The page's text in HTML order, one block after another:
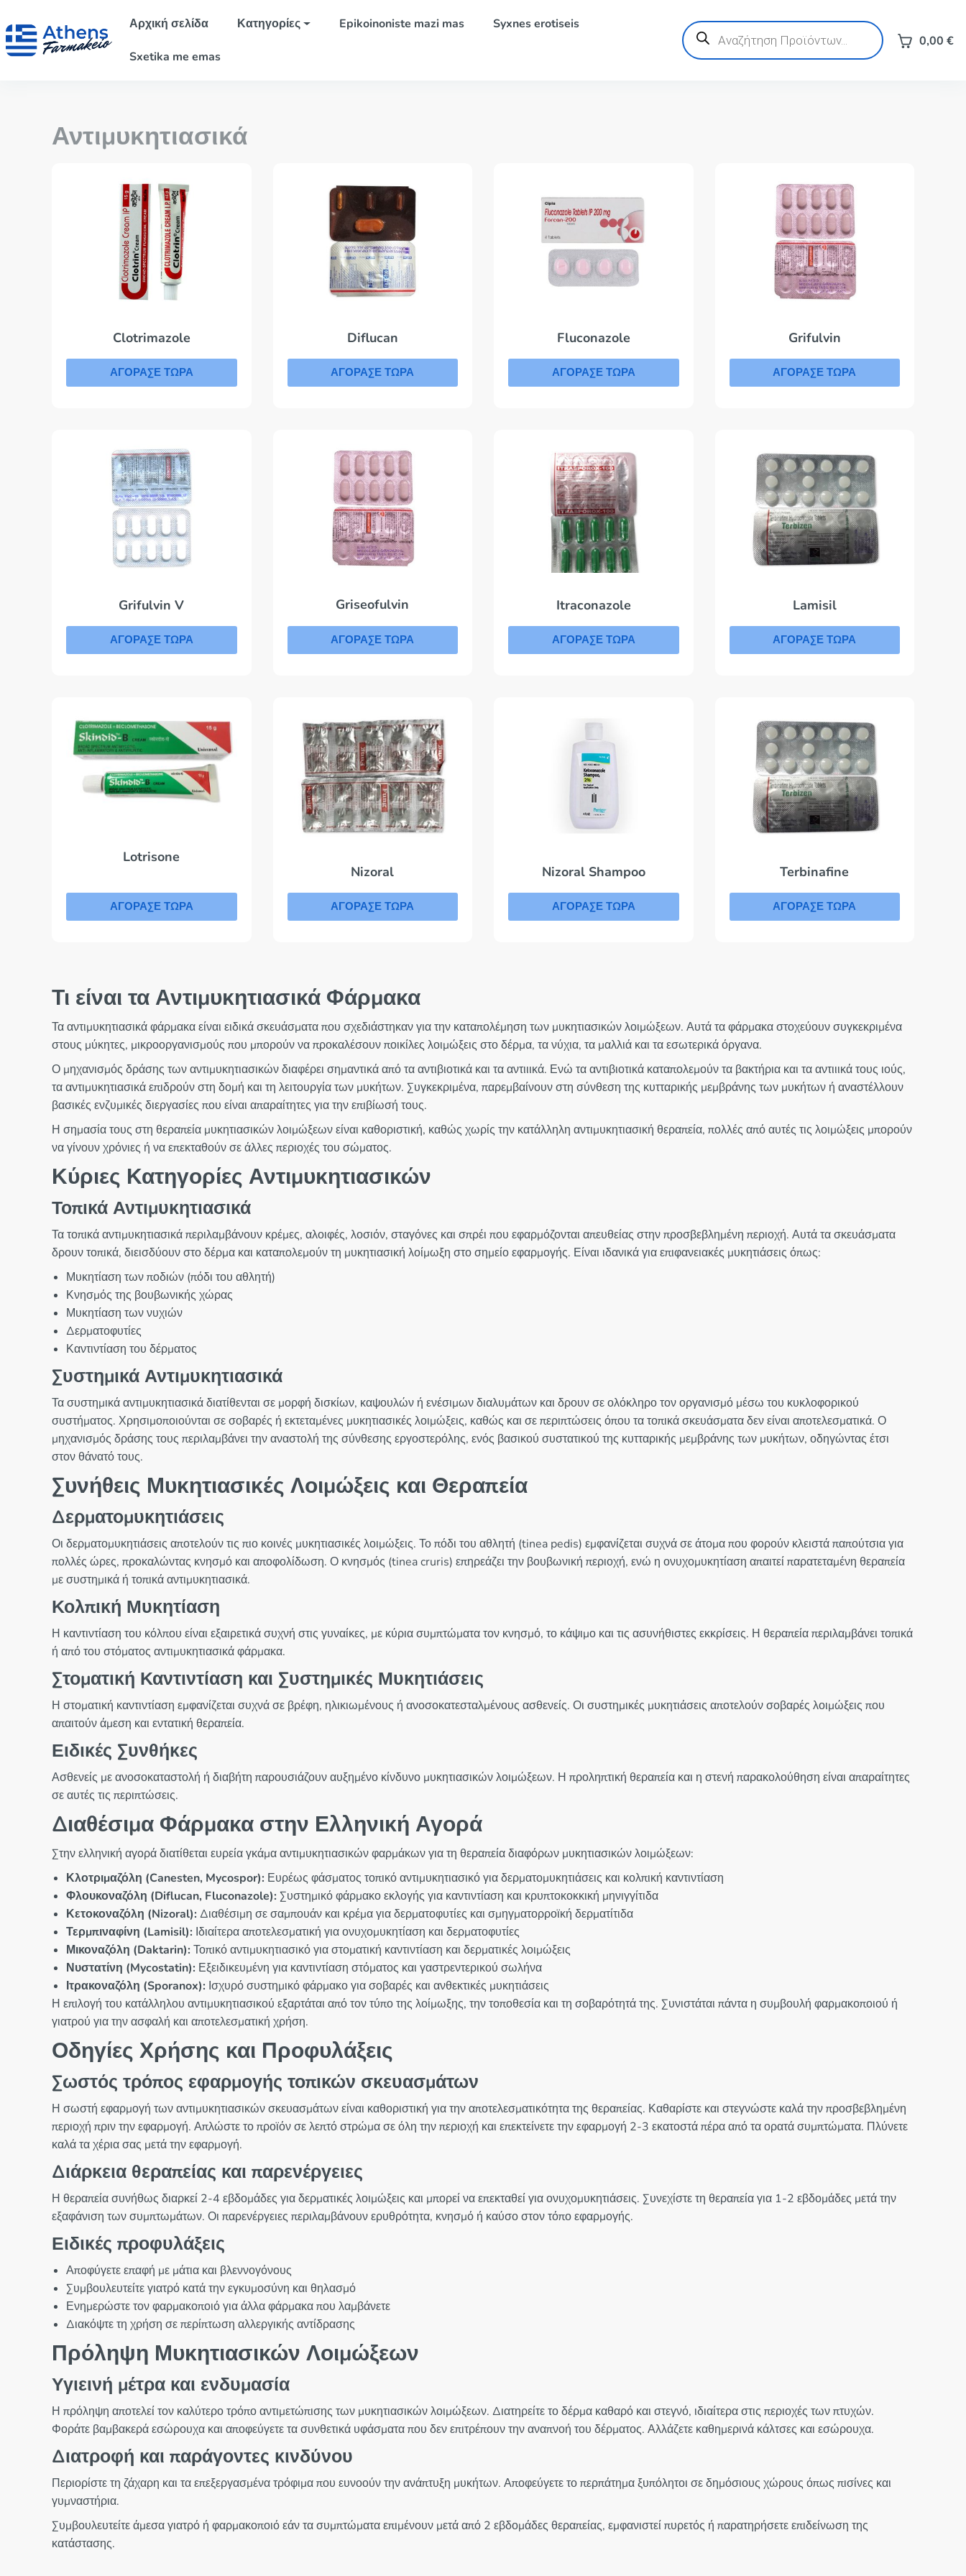
Αρχική σελίδα Κατηγορίες Epikoinoniste mazi mas Syxnes erotiseis
Sxetika me emas
Products
search 0,00 €
Αντιμυκητιασικά
Clotrimazole
ΑΓΟΡΑΣΕ ΤΩΡΑ
Diflucan
ΑΓΟΡΑΣΕ ΤΩΡΑ
Fluconazole
ΑΓΟΡΑΣΕ ΤΩΡΑ
Grifulvin
ΑΓΟΡΑΣΕ ΤΩΡΑ
Grifulvin V
ΑΓΟΡΑΣΕ ΤΩΡΑ
Griseofulvin
ΑΓΟΡΑΣΕ ΤΩΡΑ
Itraconazole
ΑΓΟΡΑΣΕ ΤΩΡΑ
Lamisil
ΑΓΟΡΑΣΕ ΤΩΡΑ
Lotrisone
ΑΓΟΡΑΣΕ ΤΩΡΑ
Nizoral
ΑΓΟΡΑΣΕ ΤΩΡΑ
Nizoral Shampoo
ΑΓΟΡΑΣΕ ΤΩΡΑ
Terbinafine
ΑΓΟΡΑΣΕ ΤΩΡΑ
Τι είναι τα Αντιμυκητιασικά Φάρμακα
Τα αντιμυκητιασικά φάρμακα είναι ειδικά σκευάσματα που σχεδιάστηκαν για την καταπολέμηση των μυκητιασικών λοιμώξεων. Αυτά τα φάρμακα στοχεύουν συγκεκριμένα
στους μύκητες, μικροοργανισμούς που μπορούν να προκαλέσουν ποικίλες λοιμώξεις στο δέρμα, τα νύχια, τα μαλλιά και τα εσωτερικά όργανα.
Ο μηχανισμός δράσης των αντιμυκητιασικών διαφέρει σημαντικά από τα αντιβιοτικά και τα αντιιικά. Ενώ τα αντιβιοτικά καταπολεμούν τα βακτήρια και τα αντιιικά τους ιούς,
τα αντιμυκητιασικά επιδρούν στη δομή και τη λειτουργία των μυκήτων. Συγκεκριμένα, παρεμβαίνουν στη σύνθεση της κυτταρικής μεμβράνης των μυκήτων ή αναστέλλουν
βασικές ενζυμικές διεργασίες που είναι απαραίτητες για την επιβίωσή τους.
Η σημασία τους στη θεραπεία μυκητιασικών λοιμώξεων είναι καθοριστική, καθώς χωρίς την κατάλληλη αντιμυκητιασική θεραπεία, πολλές από αυτές τις λοιμώξεις μπορούν
να γίνουν χρόνιες ή να επεκταθούν σε άλλες περιοχές του σώματος.
Κύριες Κατηγορίες Αντιμυκητιασικών
Τοπικά Αντιμυκητιασικά
Τα τοπικά αντιμυκητιασικά περιλαμβάνουν κρέμες, αλοιφές, λοσιόν, σταγόνες και σπρέι που εφαρμόζονται απευθείας στην προσβεβλημένη περιοχή. Αυτά τα σκευάσματα
δρουν τοπικά, διεισδύουν στο δέρμα και καταπολεμούν τη μυκητιασική λοίμωξη στο σημείο εφαρμογής. Είναι ιδανικά για επιφανειακές μυκητιάσεις όπως:
Μυκητίαση των ποδιών (πόδι του αθλητή)
Κνησμός της βουβωνικής χώρας
Μυκητίαση των νυχιών
Δερματοφυτίες
Καντιντίαση του δέρματος
Συστημικά Αντιμυκητιασικά
Τα συστημικά αντιμυκητιασικά διατίθενται σε μορφή δισκίων, καψουλών ή ενέσιμων διαλυμάτων και δρουν σε ολόκληρο τον οργανισμό μέσω του κυκλοφορικού
συστήματος. Χρησιμοποιούνται σε σοβαρές ή εκτεταμένες μυκητιασικές λοιμώξεις, καθώς και σε περιπτώσεις όπου τα τοπικά σκευάσματα δεν είναι αποτελεσματικά. Ο
μηχανισμός δράσης τους περιλαμβάνει την αναστολή της σύνθεσης εργοστερόλης, ενός βασικού συστατικού της κυτταρικής μεμβράνης των μυκήτων, οδηγώντας έτσι
στον θάνατό τους.
Συνήθεις Μυκητιασικές Λοιμώξεις και Θεραπεία
Δερματομυκητιάσεις
Οι δερματομυκητιάσεις αποτελούν τις πιο κοινές μυκητιασικές λοιμώξεις. Το πόδι του αθλητή (tinea pedis) εμφανίζεται συχνά σε άτομα που φορούν κλειστά παπούτσια για
πολλές ώρες, προκαλώντας κνησμό και αποφολίδωση. Ο κνησμός (tinea cruris) επηρεάζει την βουβωνική περιοχή, ενώ η ονυχομυκητίαση απαιτεί παρατεταμένη θεραπεία
με συστημικά ή τοπικά αντιμυκητιασικά.
Κολπική Μυκητίαση
Η καντιντίαση του κόλπου είναι εξαιρετικά συχνή στις γυναίκες, με κύρια συμπτώματα τον κνησμό, το κάψιμο και τις ασυνήθιστες εκκρίσεις. Η θεραπεία περιλαμβάνει τοπικά
ή από του στόματος αντιμυκητιασικά φάρμακα.
Στοματική Καντιντίαση και Συστημικές Μυκητιάσεις
Η στοματική καντιντίαση εμφανίζεται συχνά σε βρέφη, ηλικιωμένους ή ανοσοκατεσταλμένους ασθενείς. Οι συστημικές μυκητιάσεις αποτελούν σοβαρές λοιμώξεις που
απαιτούν άμεση και εντατική θεραπεία.
Ειδικές Συνθήκες
Ασθενείς με ανοσοκαταστολή ή διαβήτη παρουσιάζουν αυξημένο κίνδυνο μυκητιασικών λοιμώξεων. Η προληπτική θεραπεία και η στενή παρακολούθηση είναι απαραίτητες
σε αυτές τις περιπτώσεις.
Διαθέσιμα Φάρμακα στην Ελληνική Αγορά
Στην ελληνική αγορά διατίθεται ευρεία γκάμα αντιμυκητιασικών φαρμάκων για τη θεραπεία διαφόρων μυκητιασικών λοιμώξεων:
Κλοτριμαζόλη (Canesten, Mycospor): Ευρέως φάσματος τοπικό αντιμυκητιασικό για δερματομυκητιάσεις και κολπική καντιντίαση
Φλουκοναζόλη (Diflucan, Fluconazole): Συστημικό φάρμακο εκλογής για καντιντίαση και κρυπτοκοκκική μηνιγγίτιδα
Κετοκοναζόλη (Nizoral): Διαθέσιμη σε σαμπουάν και κρέμα για δερματοφυτίες και σμηγματορροϊκή δερματίτιδα
Τερμπιναφίνη (Lamisil): Ιδιαίτερα αποτελεσματική για ονυχομυκητίαση και δερματοφυτίες
Μικοναζόλη (Daktarin): Τοπικό αντιμυκητιασικό για στοματική καντιντίαση και δερματικές λοιμώξεις
Νυστατίνη (Mycostatin): Εξειδικευμένη για καντιντίαση στόματος και γαστρεντερικού σωλήνα
Ιτρακοναζόλη (Sporanox): Ισχυρό συστημικό φάρμακο για σοβαρές και ανθεκτικές μυκητιάσεις
Η επιλογή του κατάλληλου αντιμυκητιασικού εξαρτάται από τον τύπο της λοίμωξης, την τοποθεσία και τη σοβαρότητά της. Συνιστάται πάντα η συμβουλή φαρμακοποιού ή
γιατρού για την ασφαλή και αποτελεσματική χρήση.
Οδηγίες Χρήσης και Προφυλάξεις
Σωστός τρόπος εφαρμογής τοπικών σκευασμάτων
Η σωστή εφαρμογή των αντιμυκητιασικών σκευασμάτων είναι καθοριστική για την αποτελεσματικότητα της θεραπείας. Καθαρίστε και στεγνώστε καλά την προσβεβλημένη
περιοχή πριν την εφαρμογή. Απλώστε το προϊόν σε λεπτό στρώμα σε όλη την περιοχή και επεκτείνετε την εφαρμογή 2-3 εκατοστά πέρα από τα ορατά συμπτώματα. Πλύνετε
καλά τα χέρια σας μετά την εφαρμογή.
Διάρκεια θεραπείας και παρενέργειες
Η θεραπεία συνήθως διαρκεί 2-4 εβδομάδες για δερματικές λοιμώξεις και μπορεί να επεκταθεί για ονυχομυκητιάσεις. Συνεχίστε τη θεραπεία για 1-2 εβδομάδες μετά την
εξαφάνιση των συμπτωμάτων. Οι παρενέργειες περιλαμβάνουν ερυθρότητα, κνησμό ή καύσο στον τόπο εφαρμογής.
Ειδικές προφυλάξεις
Αποφύγετε επαφή με μάτια και βλεννογόνους
Συμβουλευτείτε γιατρό κατά την εγκυμοσύνη και θηλασμό
Ενημερώστε τον φαρμακοποιό για άλλα φάρμακα που λαμβάνετε
Διακόψτε τη χρήση σε περίπτωση αλλεργικής αντίδρασης
Πρόληψη Μυκητιασικών Λοιμώξεων
Υγιεινή μέτρα και ενδυμασία
Η πρόληψη αποτελεί τον καλύτερο τρόπο αντιμετώπισης των μυκητιασικών λοιμώξεων. Διατηρείτε το δέρμα καθαρό και στεγνό, ιδιαίτερα στις περιοχές των πτυχών.
Φοράτε βαμβακερά εσώρουχα και αποφεύγετε τα συνθετικά υφάσματα που δεν επιτρέπουν την αναπνοή του δέρματος. Αλλάζετε καθημερινά κάλτσες και εσώρουχα.
Διατροφή και παράγοντες κινδύνου
Περιορίστε τη ζάχαρη και τα επεξεργασμένα τρόφιμα που ευνοούν την ανάπτυξη μυκήτων. Αποφεύγετε το περπάτημα ξυπόλητοι σε δημόσιους χώρους όπως πισίνες και
γυμναστήρια.
Συμβουλευτείτε άμεσα γιατρό ή φαρμακοποιό εάν τα συμπτώματα επιμένουν μετά από 2 εβδομάδες θεραπείας, εμφανιστεί πυρετός ή παρατηρήσετε επιδείνωση της
κατάστασης.